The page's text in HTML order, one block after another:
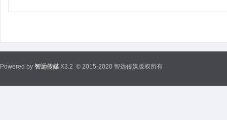
Powered by 智远传媒 X3.2 © 2015-2020 智远传媒版权所有